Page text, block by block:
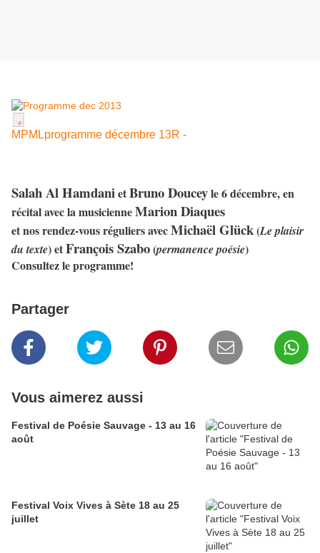
MPMLprogramme décembre 13R -
Salah Al HamdanietBruno Douceyle 6 décembre, en
récital avec la musicienneMarion Diaques
et nos rendez-vous réguliers avecMichaël Glück(Le plaisir
du texte) etFrançois Szabo(permanence poésie)
Consultez le programme!
Partager
Vous aimerez aussi
Festival de Poésie Sauvage - 13 au 16
août
Festival Voix Vives à Sète 18 au 25
juillet